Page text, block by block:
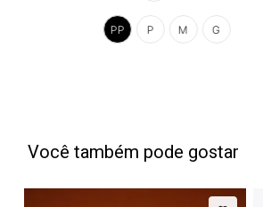
G
M
P
PP
Você também pode gostar